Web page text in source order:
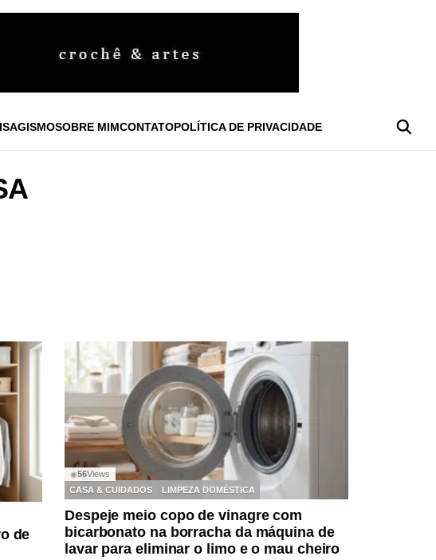
SOBRE MIMCONTATOPOLÍTICA DE PRIVACIDADE
de
◉56Views
CASA & CUIDADOS
LIMPEZA DOMÉSTICA
Despeje meio copo de vinagre com
bicarbonato na borracha da máquina de
lavar para eliminar o limo e o mau cheiro